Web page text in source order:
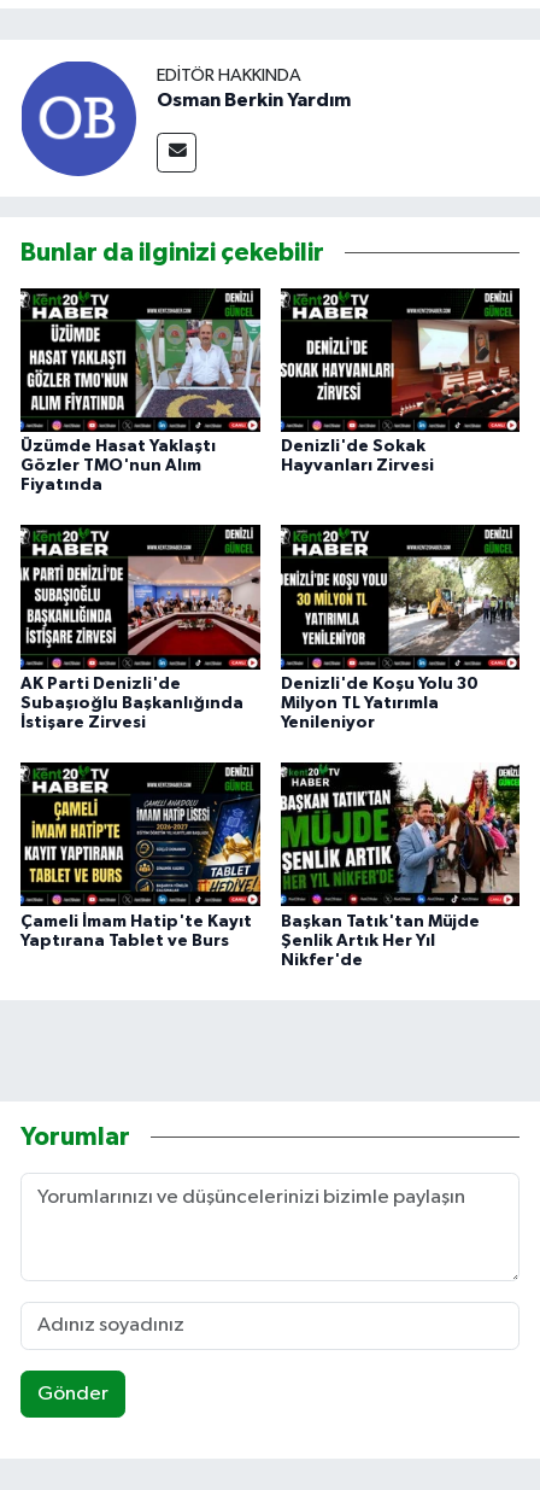
EDITÖR HAKKINDA
Osman Berkin Yardım
Bunlar da ilginizi çekebilir
Üzümde Hasat Yaklaştı
Gözler TMO'nun Alım
Fiyatında
Denizli'de Sokak
Hayvanları Zirvesi
AK Parti Denizli'de
Subaşıoğlu Başkanlığında
İstişare Zirvesi
Denizli'de Koşu Yolu 30
Milyon TL Yatırımla
Yenileniyor
Çameli İmam Hatip'te Kayıt
Yaptırana Tablet ve Burs
Başkan Tatık'tan Müjde
Şenlik Artık Her Yıl
Nikfer'de
Yorumlar
Gönder